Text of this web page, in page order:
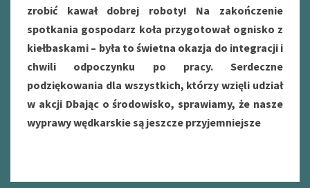
zrobić kawał dobrej roboty! Na zakończenie
spotkania gospodarz koła przygotował ognisko z
kiełbaskami – była to świetna okazja do integracji i
chwili odpoczynku po pracy. Serdeczne
podziękowania dla wszystkich, którzy wzięli udział
w akcji Dbając o środowisko, sprawiamy, że nasze
wyprawy wędkarskie są jeszcze przyjemniejsze